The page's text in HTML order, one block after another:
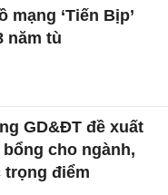
mạng ‘Tiến Bịp’
năm tù
GD&ĐT đề xuất
cho ngành,
trọng điểm